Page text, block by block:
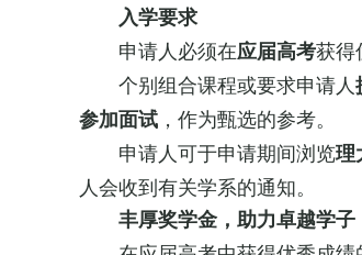
入学要求
申请人必须在应届高考获得
个别组合课程或要求申请人
参加面试 ，作为甄选的参考。
申请人可于申请期间浏览理
人会收到有关学系的通知。
丰厚奖学金，助力卓越学子